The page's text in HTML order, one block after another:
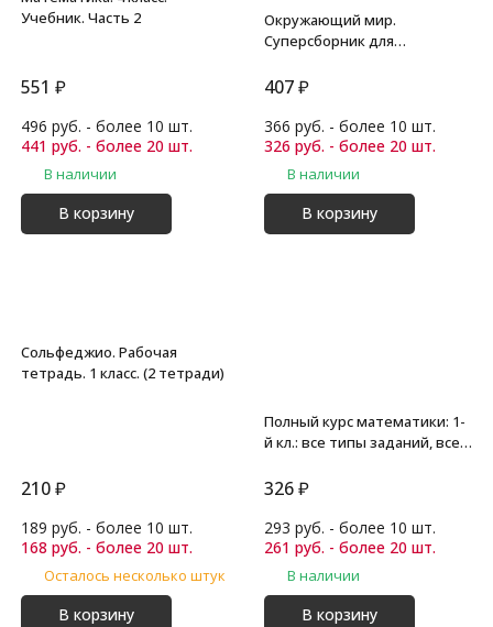
Учебник. Часть 2
551 ₽
496 руб. - более 10 шт.
441 руб. - более 20 шт.
В наличии
В корзину
Окружающий мир.
Суперсборник для
407₽
366 руб. - более 10 шт.
326 руб. - более 20 шт.
В наличии
В корзину
Сольфеджио. Рабочая
тетрадь. 1 класс. (2 тетради)
210₽
189 руб. - более 10 шт.
168 руб. - более 20 шт.
Осталось несколько штук
В корзину
Полный курс математики: 1-
й кл.: все типы заданий, все
неравенств, все
326₽
293 руб. - более 10 шт.
261 руб. - более 20 шт.
В наличии
В корзину